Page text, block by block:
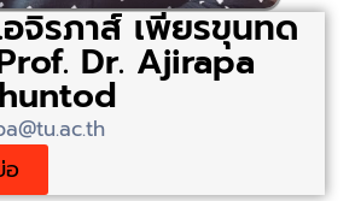
จิรภาส์ เพียรขุนทด
Dr. Ajirapa
อ